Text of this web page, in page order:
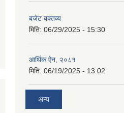
आर्थिक ऐन, २०८१
मिति: 06/19/2025 - 13:02
अन्य
सार्वजनिक खरिद/